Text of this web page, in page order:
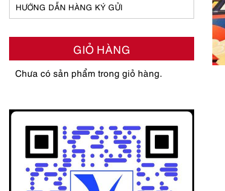
HƯỚNG DẪN HÀNG KÝ GỬI
GIỎ HÀNG
Chưa có sản phẩm trong giỏ hàng.